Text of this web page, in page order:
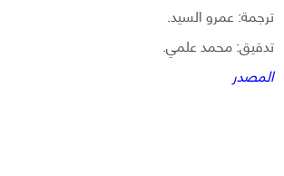
ترجمة: عمرو السيد.
تدقيق: محمد علمي.
المصدر